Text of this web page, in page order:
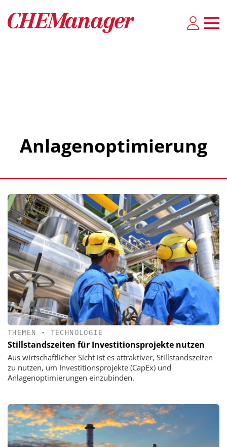
Anlagenoptimierung
THEMEN • TECHNOLOGIE
Stillstandszeiten für Investitionsprojekte nutzen
Aus wirtschaftlicher Sicht ist es attraktiver, Stillstandszeiten
zu nutzen, um Investitionsprojekte (CapEx) und
Anlagenoptimierungen einzubinden.